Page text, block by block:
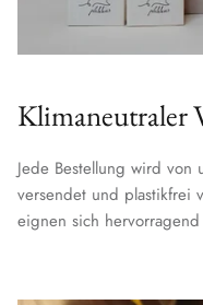
Klimaneutraler
Jede Bestellung wird von
versendet und plastikfrei
eignen sich hervorragend